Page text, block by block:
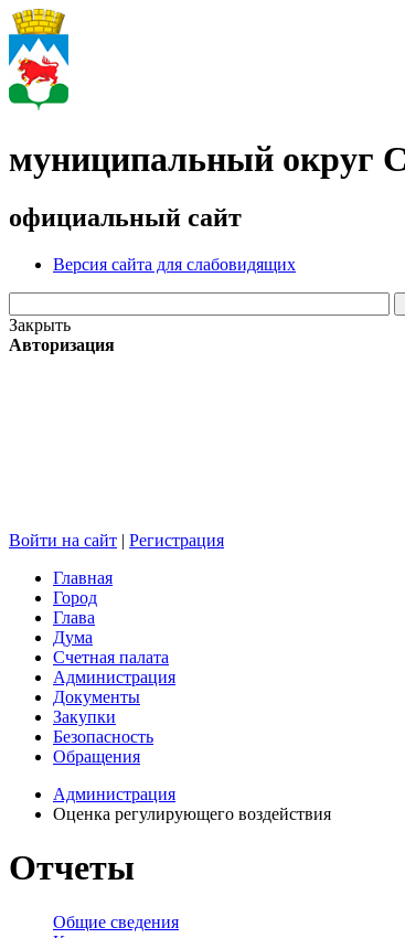
муниципальный
официальный сайт
Версия сайта для слабовидящих
Закрыть
Авторизация
Войти на сайт | Регистрация
Главная
Город
Глава
Дума
Счетная палата
Администрация
Документы
Закупки
Безопасность
Обращения
Администрация
Оценка регулирующего воздействия
Отчеты
Общие сведения